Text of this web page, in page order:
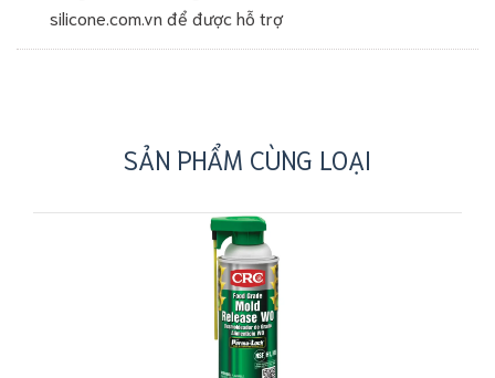
silicone.com.vn để được hỗ trợ
SẢN PHẨM CÙNG LOẠI